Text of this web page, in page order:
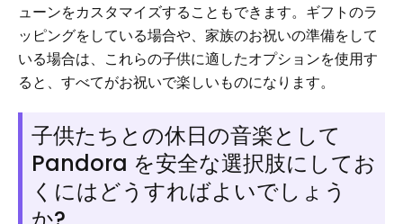
ューンをカスタマイズすることもできます。ギフトのラ
ッピングをしている場合や、家族のお祝いの準備をして
いる場合は、これらの子供に適したオプションを使用す
ると、すべてがお祝いで楽しいものになります。
子供たちとの休日の音楽として
Pandora を安全な選択肢にしてお
くにはどうすればよいでしょう